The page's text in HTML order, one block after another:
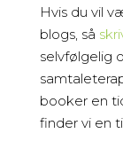
Hvis du vil
blogs, så
selvfølgelig
booker en
finder vi en